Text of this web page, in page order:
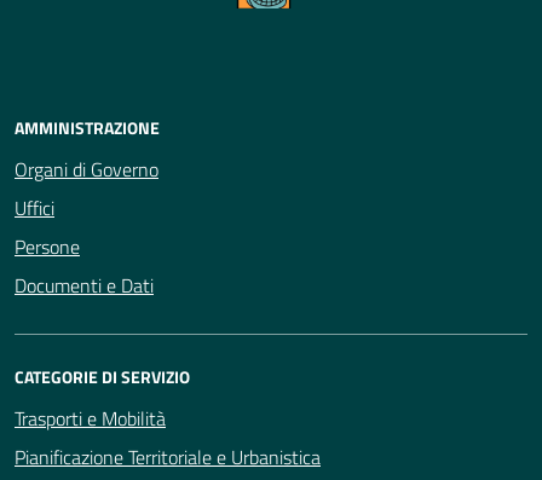
AMMINISTRAZIONE
Organi di Governo
Uffici
Persone
Documenti e Dati
CATEGORIE DI SERVIZIO
Trasporti e Mobilità
Pianificazione Territoriale e Urbanistica